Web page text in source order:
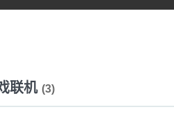
联机(3)